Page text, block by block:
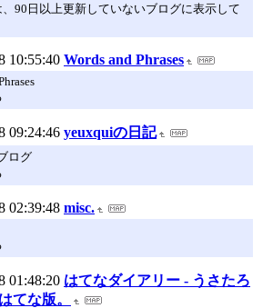
、90日以上更新していないブログに表示して
10:55:40 Words and Phrases
09:24:46 yeuxquiの日記
ログ
02:39:48 misc.
01:48:20 はてなダイアリー - うさたろ
てな版。